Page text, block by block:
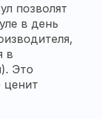
позволят
в день
в
Это
ценит